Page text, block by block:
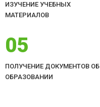
ИЗУЧЕНИЕ УЧЕБНЫХ
МАТЕРИАЛОВ
05
ПОЛУЧЕНИЕ ДОКУМЕНТОВ ОБ
ОБРАЗОВАНИИ